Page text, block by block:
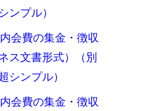
ンプル）
会費の集金・徴収
ス文書形式）（別
シンプル）
会費の集金・徴収